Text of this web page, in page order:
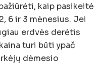
kaip pasikeitė
6 ir 3 mėnesius. Jei
erdvės derėtis
turi būti ypač
dėmesio